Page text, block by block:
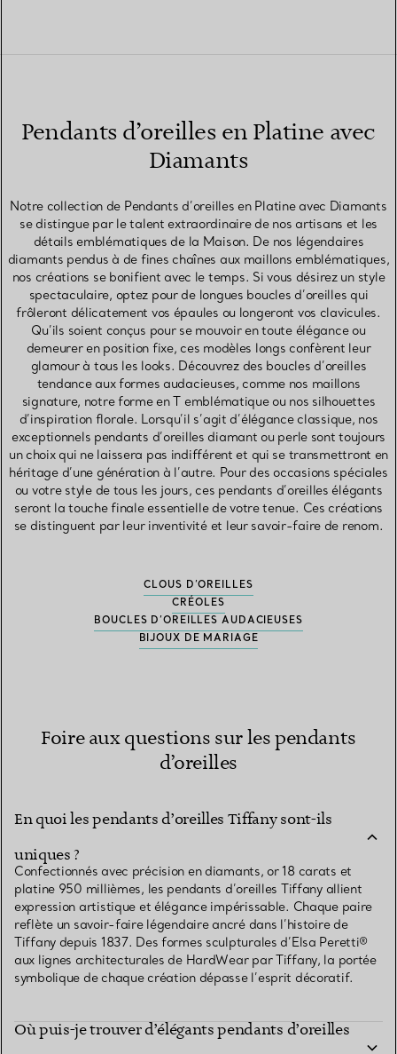
Pendants d’oreilles en Platine avec
Diamants
Notre collection de Pendants d’oreilles en Platine avec Diamants
se distingue par le talent extraordinaire de nos artisans et les
détails emblématiques de la Maison. De nos légendaires
diamants pendus à de fines chaînes aux maillons emblématiques,
nos créations se bonifient avec le temps. Si vous désirez un style
spectaculaire, optez pour de longues boucles d’oreilles qui
frôleront délicatement vos épaules ou longeront vos clavicules.
Qu’ils soient conçus pour se mouvoir en toute élégance ou
demeurer en position fixe, ces modèles longs confèrent leur
glamour à tous les looks. Découvrez des boucles d’oreilles
tendance aux formes audacieuses, comme nos maillons
signature, notre forme en T emblématique ou nos silhouettes
d’inspiration florale. Lorsqu’il s’agit d’élégance classique, nos
exceptionnels pendants d’oreilles diamant ou perle sont toujours
un choix qui ne laissera pas indifférent et qui se transmettront en
héritage d’une génération à l’autre. Pour des occasions spéciales
ou votre style de tous les jours, ces pendants d’oreilles élégants
seront la touche finale essentielle de votre tenue. Ces créations
se distinguent par leur inventivité et leur savoir-faire de renom.
CLOUS D’OREILLES
CRÉOLES
BOUCLES D’OREILLES AUDACIEUSES
BIJOUX DE MARIAGE
Foire aux questions sur les pendants
d’oreilles
En quoi les pendants d’oreilles Tiffany sont-ils
uniques ?
Confectionnés avec précision en diamants, or 18 carats et
platine 950 millièmes, les pendants d’oreilles Tiffany allient
expression artistique et élégance impérissable. Chaque paire
reflète un savoir-faire légendaire ancré dans l’histoire de
Tiffany depuis 1837. Des formes sculpturales d’Elsa Peretti®
aux lignes architecturales de HardWear par Tiffany, la portée
symbolique de chaque création dépasse l’esprit décoratif.
Où puis-je trouver d’élégants pendants d’oreilles